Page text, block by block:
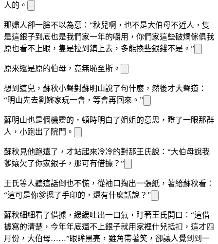
人的。
那婦人卻一臉不以為意：“秋兒啊，也不是大伯母不近人 ，隻
是這銀子到底也是我們家一年的嚼用，你們家這些破爛傢俱我
原也看不上眼，隻是拉到鎮上去，多能換些銀錢不是。”
原來還是原的伯母，竟無恥至斯。
想到這兒，蘇秋小聲對蘇明山說了句什麼，然後才大聲道：
“明山先去劉嬸家玩一會，等會再回來。”
蘇明山也是個機靈的，頓時明白了姐姐的意思，瞪了一眼那群
人，小跑出了院門。
蘇秋見他跑遠了，才站起來冷冷的對那王氏說：“大伯母說我
爹孃欠了你家銀子，那可有借據？”
王氏等人聽這話倒也不慌，從袖口掏出一張紙， 著給蘇秋看：
“這可是你爹摁了手印的，還有什麼話說？”
蘇秋細細看了借據，緩緩吐出一口氣，盯著王氏開口：“這借
據寫的清楚，今年年底還不上銀子就用家裡什兒抵扣，這才四
月份，大伯母……”眼眸黑亮，雖角帶著笑，卻讓人覺到到一